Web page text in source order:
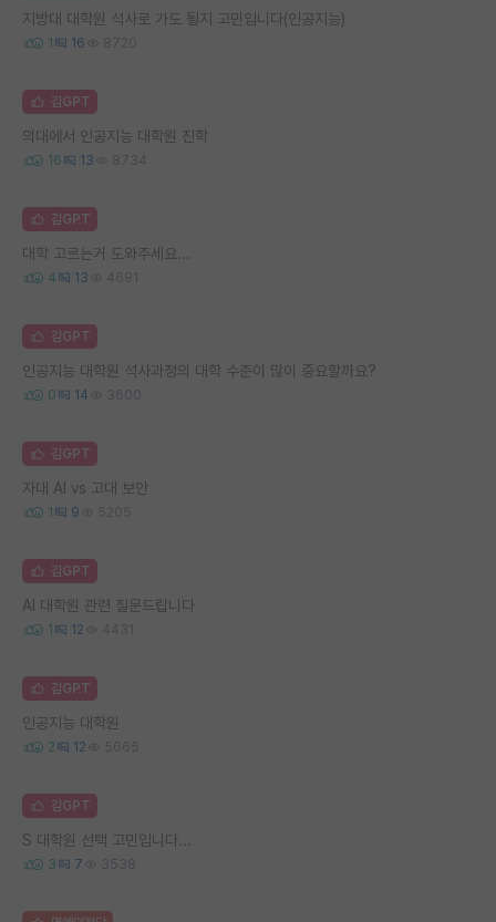
지방대 대학원 석사로 가도 될지 고민입니다(인공지능)
1 16 8720
김GPT
의대에서 인공지능 대학원 진학
16 13 8734
김GPT
대학 고르는거 도와주세요...
4 13 4691
김GPT
인공지능 대학원 석사과정의 대학 수준이 많이 중요할까요?
0 14 3600
김GPT
자대 AI vs 고대 보안
1 9 5205
김GPT
AI 대학원 관련 질문드립니다
1 12 4431
김GPT
인공지능 대학원
2 12 5665
김GPT
S 대학원 선택 고민입니다...
3 7 3538